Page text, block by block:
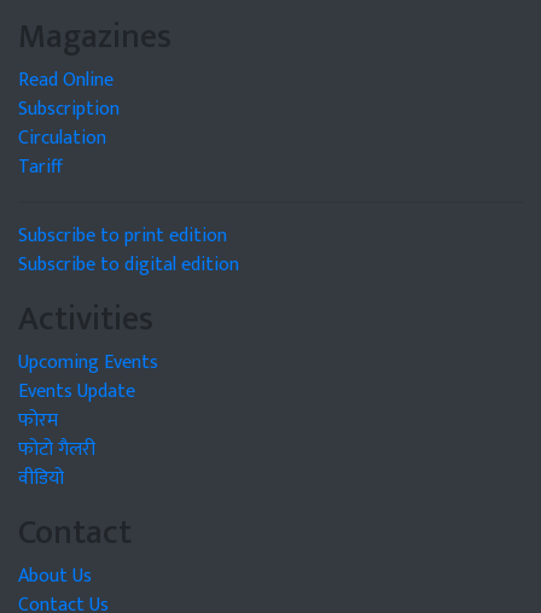
Magazines
Read Online
Subscription
Circulation
Tariff
Subscribe to print edition
Subscribe to digital edition
Activities
Upcoming Events
Events Update
फोरम
फोटो गैलरी
वीडियो
Contact
About Us
Contact Us